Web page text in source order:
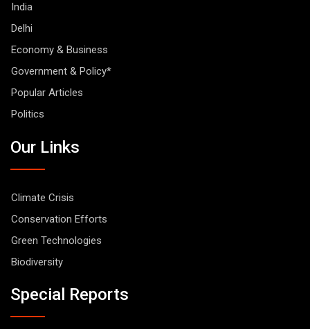
India
Delhi
Economy & Business
Government & Policy*
Popular Articles
Politics
Our Links
Climate Crisis
Conservation Efforts
Green Technologies
Biodiversity
Special Reports